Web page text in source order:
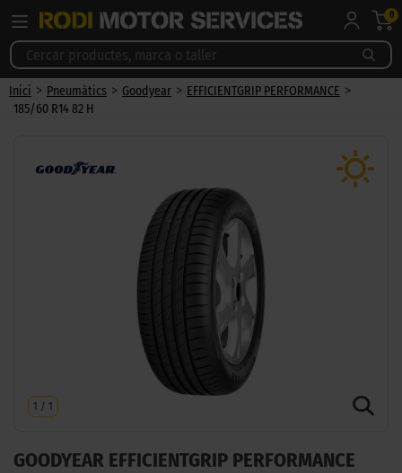
0
Inici > Pneumàtics > Goodyear > EFFICIENTGRIP PERFORMANCE >
185/60 R14 82 H
1 / 1
GOODYEAR EFFICIENTGRIP PERFORMANCE